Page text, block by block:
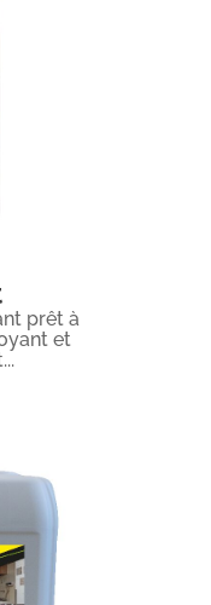
prêt à
et